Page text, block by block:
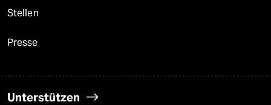
Stellen
Presse
Unterstützen